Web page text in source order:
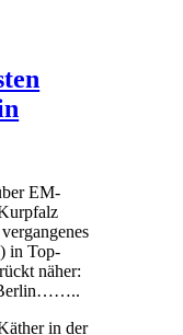
EM-
in Top-
näher:
Berlin……..
in der